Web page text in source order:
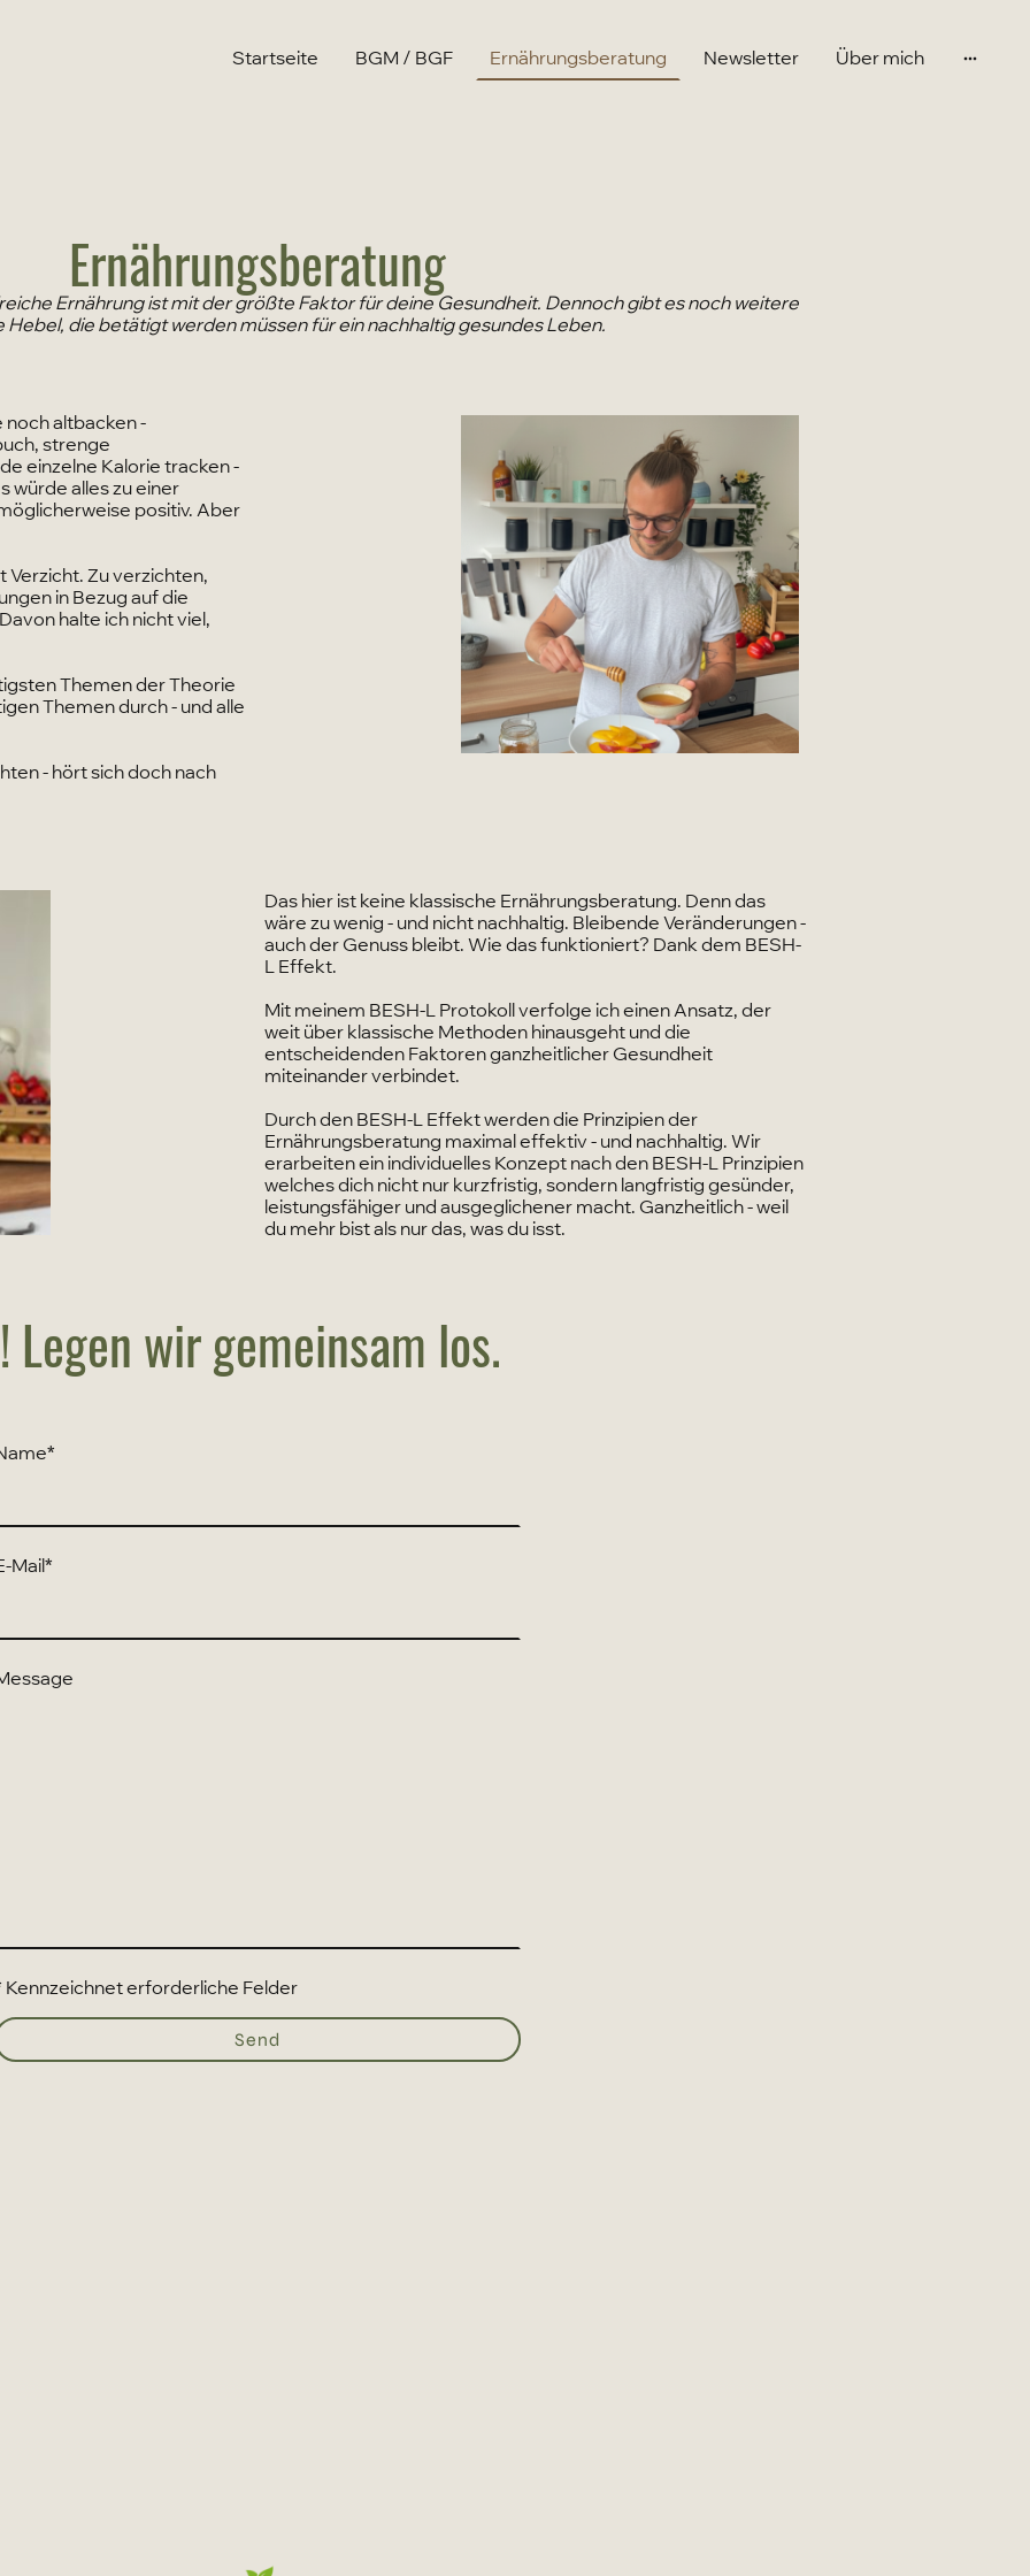
Startseite BGM / BGF Ernährungsberatung Newsletter Über mich
Ernährungsberatung
Ernährung ist mit der größte Faktor für deine Gesundheit. Dennoch gibt es noch weitere
Hebel, die betätigt werden müssen für ein nachhaltig gesundes Leben.
altbacken -
strenge
einzelne Kalorie tracken -
würde alles zu einer
positiv. Aber
Zu verzichten,
in Bezug auf die
halte ich nicht viel,
Themen der Theorie
Themen durch - und alle
- hört sich doch nach
Das hier ist keine klassische Ernährungsberatung. Denn das
wäre zu wenig - und nicht nachhaltig. Bleibende Veränderungen -
auch der Genuss bleibt. Wie das funktioniert? Dank dem BESH-
L Effekt.
Mit meinem BESH-L Protokoll verfolge ich einen Ansatz, der
weit über klassische Methoden hinausgeht und die
entscheidenden Faktoren ganzheitlicher Gesundheit
miteinander verbindet.
Durch den BESH-L Effekt werden die Prinzipien der
Ernährungsberatung maximal effektiv - und nachhaltig. Wir
erarbeiten ein individuelles Konzept nach den BESH-L Prinzipien
welches dich nicht nur kurzfristig, sondern langfristig gesünder,
leistungsfähiger und ausgeglichener macht. Ganzheitlich - weil
du mehr bist als nur das, was du isst.
*
Mail*
Kennzeichnet erforderliche Felder
Send
Legen wir gemeinsam los.